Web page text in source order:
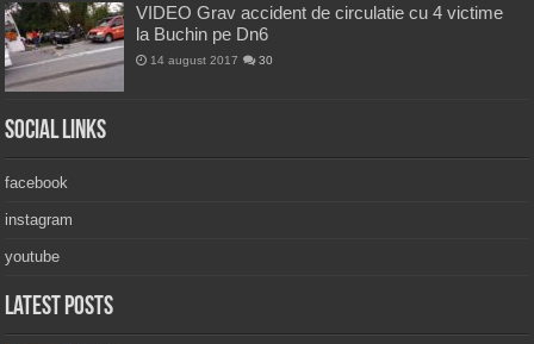
VIDEO Grav accident de circulatie cu 4 victime
la Buchin pe Dn6
14 august 2017 30
Social Links
facebook
instagram
youtube
Latest Posts